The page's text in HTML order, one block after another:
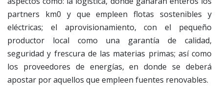
partners km0 y que empleen flotas sostenibles y
eléctricas; el aprovisionamiento, con el pequeño
productor local como una garantía de calidad,
seguridad y frescura de las materias primas; así como
los proveedores de energías, en donde se deberá
apostar por aquellos que empleen fuentes renovables.